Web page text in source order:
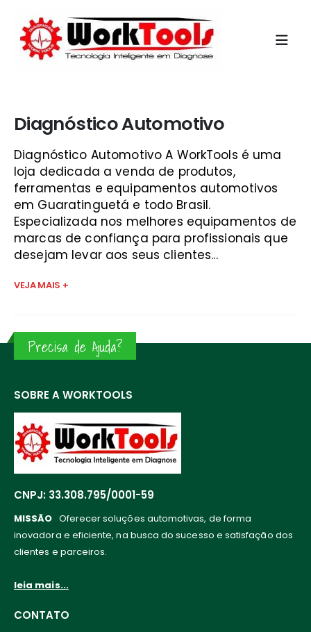
Diagnóstico Automotivo
Diagnóstico Automotivo A WorkTools é uma
loja dedicada a venda de produtos,
ferramentas e equipamentos automotivos
em Guaratinguetá e todo Brasil.
Especializada nos melhores equipamentos de
marcas de confiança para profissionais que
desejam levar aos seus clientes...
VEJA MAIS +
Precisa de Ajuda?
SOBRE A WORKTOOLS
CNPJ: 33.308.795/0001-59
MISSÃO Oferecer soluções automotivas, de forma
inovadora e eficiente, na busca do sucesso e satisfação dos
clientes e parceiros.
leia mais...
CONTATO